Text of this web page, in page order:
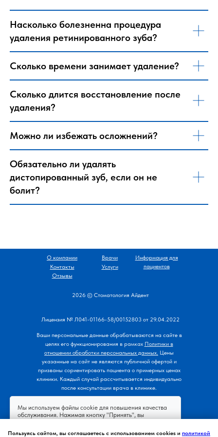
Тяжелые заболевания сердечно-
сосудистой системы.
Первый и третий триместры
беременности (требуют особого
подбирает индивидуальный план
антисептиков) и питанию. Также
назначается контрольный визит к
Насколько болезненна процедура
удаления ретинированного зуба?
Сколько времени занимает удаление?
Сколько длится восстановление после
удаления?
Можно ли избежать осложнений?
Обязательно ли удалять
дистопированный зуб, если он не
болит?
2026 © Стоматология Айдент
О компании
Услуги
Врачи
Информация для
пациентов
Отзывы
Контакты
Лицензия № Л041-01166-58/00152803 от 29.04.2022
Ваши персональные данные обрабатываются на сайте в
целях его функционирования в рамках Политики в
отношении обработки персональных данных. Цены
указанные на сайт не являются публичной офертой и
призваны сориентировать пациента о примерных ценах
клиники. Каждый случай рассчитывается индивидуально
после консультации врача в клинике.
Пользуясь сайтом, вы соглашаетесь с использованием cookies и политикой
Мы используем файлы cookie для повышения качества
обслуживания. Нажимая кнопку "Принять", вы
политику конфиденциальности